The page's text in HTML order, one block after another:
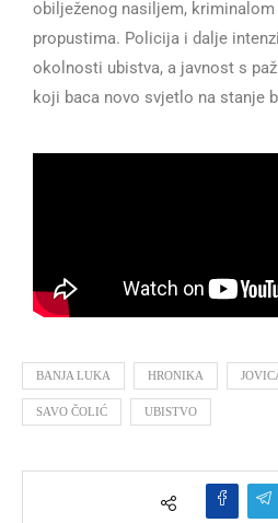
obilježenog nasiljem,
propustima. Policija i dalje
okolnosti ubistva, a javnost s
koji baca novo svjetlo na stanje
BANJA LUKA HRONIKA
SAVO ČOLIĆ UBISTVO